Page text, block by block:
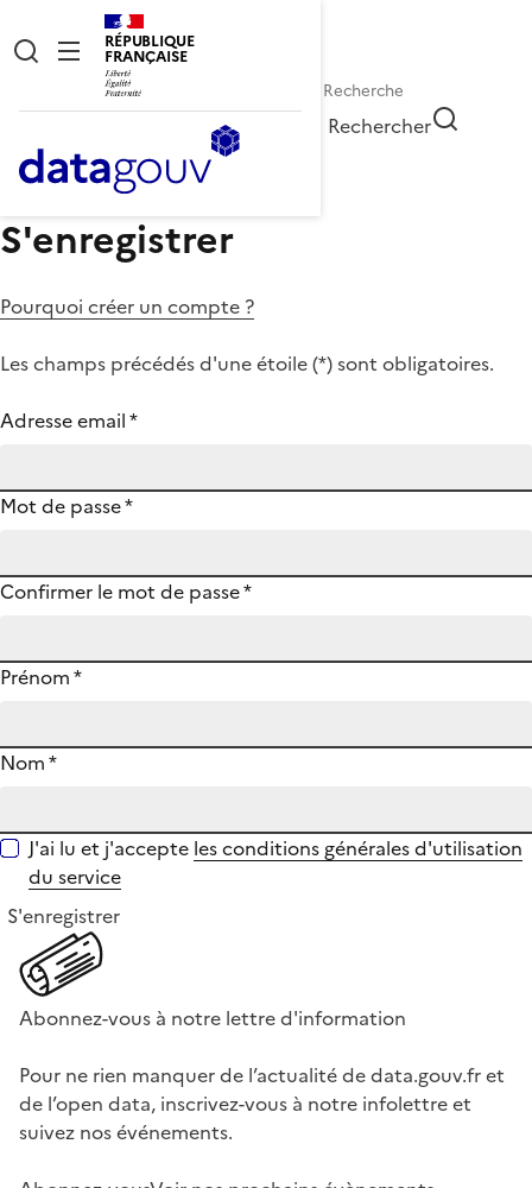
RÉPUBLIQUE
FRANÇAISE
Rechercher
S'enregistrer
Pourquoi créer un compte ?
Les champs précédés d'une étoile (*) sont obligatoires.
Adresse email*
Mot de passe*
Confirmer le mot de passe*
Prénom*
Nom*
J'ai lu et j'accepte les conditions générales d'utilisation
du service
S'enregistrer
Abonnez-vous à notre lettre d'information
Pour ne rien manquer de l’actualité de data.gouv.fr et
de l’open data, inscrivez-vous à notre infolettre et
suivez nos événements.